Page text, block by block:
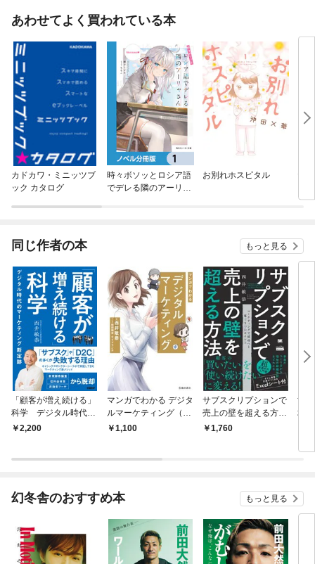
あわせてよく買われている本
カドカワ・ミニッツブ
ック カタログ
時々ボソッとロシア語
でデレる隣のアーリャ
お別れホスピタル
だ
同じ作者の本 もっと見る
「顧客が増え続ける」
科学 デジタル時代の
マーケティング新定跡
2,200
マンガでわかる デジタ
ルマーケティング（池
田書店）
1,100
サブスクリプションで
売上の壁を超える方法
（MarkeZine BOOK
1,760
世
場
幻冬舎のおすすめ本 もっと見る